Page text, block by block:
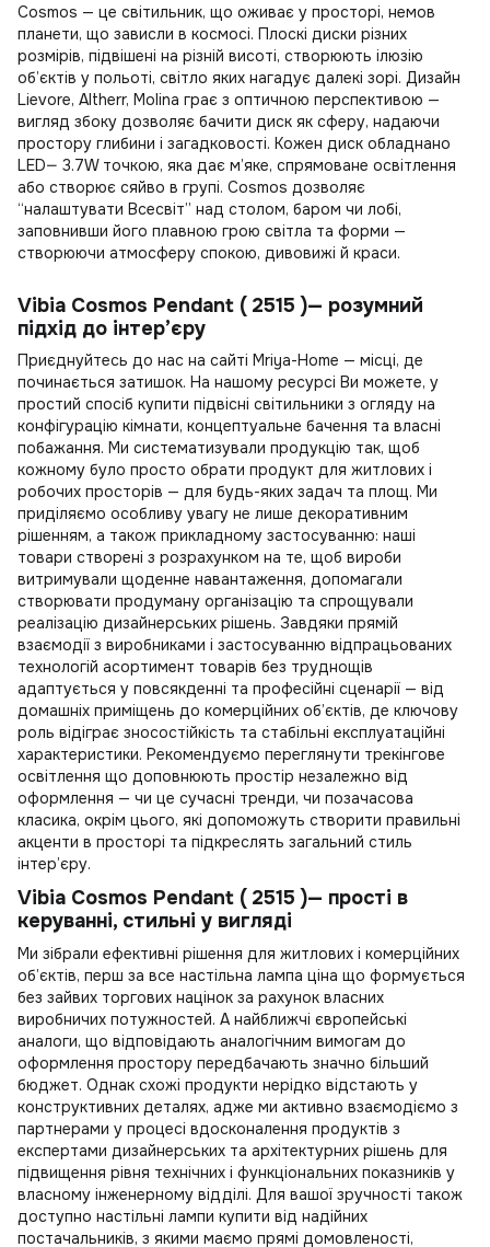
Cosmos — це світильник, що оживає у просторі, немов
планети, що зависли в космосі. Плоскі диски різних
розмірів, підвішені на різній висоті, створюють ілюзію
об’єктів у польоті, світло яких нагадує далекі зорі. Дизайн
Lievore, Altherr, Molina грає з оптичною перспективою —
вигляд збоку дозволяє бачити диск як сферу, надаючи
простору глибини і загадковості. Кожен диск обладнано
LED— 3.7W точкою, яка дає м’яке, спрямоване освітлення
або створює сяйво в групі. Cosmos дозволяє
“налаштувати Всесвіт” над столом, баром чи лобі,
заповнивши його плавною грою світла та форми —
створюючи атмосферу спокою, дивовижі й краси.
Vibia Cosmos Pendant ( 2515 )— розумний
підхід до інтер’єру
Приєднуйтесь до нас на сайті Mriya-Home — місці, де
починається затишок. На нашому ресурсі Ви можете, у
простий спосіб купити підвісні світильники з огляду на
конфігурацію кімнати, концептуальне бачення та власні
побажання. Ми систематизували продукцію так, щоб
кожному було просто обрати продукт для житлових і
робочих просторів — для будь-яких задач та площ. Ми
приділяємо особливу увагу не лише декоративним
рішенням, а також прикладному застосуванню: наші
товари створені з розрахунком на те, щоб вироби
витримували щоденне навантаження, допомагали
створювати продуману організацію та спрощували
реалізацію дизайнерських рішень. Завдяки прямій
взаємодії з виробниками і застосуванню відпрацьованих
технологій асортимент товарів без труднощів
адаптується у повсякденні та професійні сценарії — від
домашніх приміщень до комерційних об’єктів, де ключову
роль відіграє зносостійкість та стабільні експлуатаційні
характеристики. Рекомендуємо переглянути трекінгове
освітлення що доповнюють простір незалежно від
оформлення — чи це сучасні тренди, чи позачасова
класика, окрім цього, які допоможуть створити правильні
акценти в просторі та підкреслять загальний стиль
інтер’єру.
Vibia Cosmos Pendant ( 2515 )— прості в
керуванні, стильні у вигляді
Ми зібрали ефективні рішення для житлових і комерційних
об’єктів, перш за все настільна лампа ціна що формується
без зайвих торгових націнок за рахунок власних
виробничих потужностей. А найближчі європейські
аналоги, що відповідають аналогічним вимогам до
оформлення простору передбачають значно більший
бюджет. Однак схожі продукти нерідко відстають у
конструктивних деталях, адже ми активно взаємодіємо з
партнерами у процесі вдосконалення продуктів з
експертами дизайнерських та архітектурних рішень для
підвищення рівня технічних і функціональних показників у
власному інженерному відділі. Для вашої зручності також
доступно настільні лампи купити від надійних
постачальників, з якими маємо прямі домовленості,